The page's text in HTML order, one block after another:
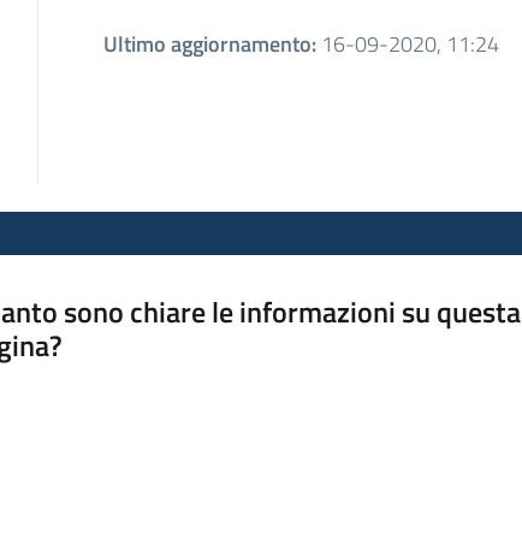
Ultimo aggiornamento: 16-09-2020, 11:24
sono chiare le informazioni su questa